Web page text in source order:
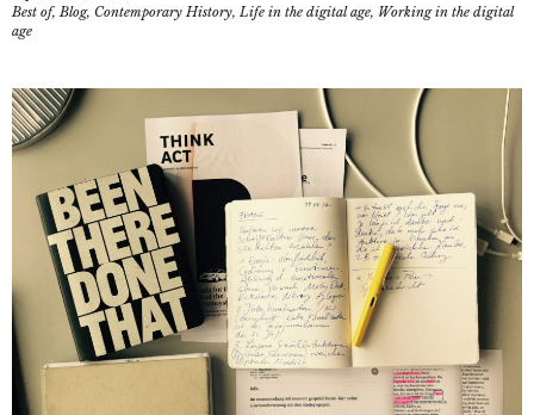
Best of,Blog, Contemporary History, Life in the digital age, Working in the digital
age